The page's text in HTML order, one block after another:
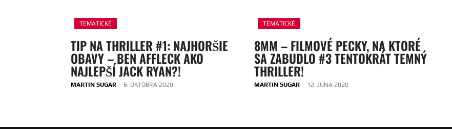
TEMATICKÉ
TIP NA THRILLER #1: NAJHORŠIE
OBAVY – BEN AFFLECK AKO
NAJLEPŠÍ JACK RYAN?!
MARTIN SUGAR - 6. OKTÓBRA 2020
TEMATICKÉ
8MM – FILMOVÉ PECKY, NA KTORÉ
SA ZABUDLO #3 TENTOKRÁT TEMNÝ
THRILLER!
MARTIN SUGAR - 12. JÚNA 2020